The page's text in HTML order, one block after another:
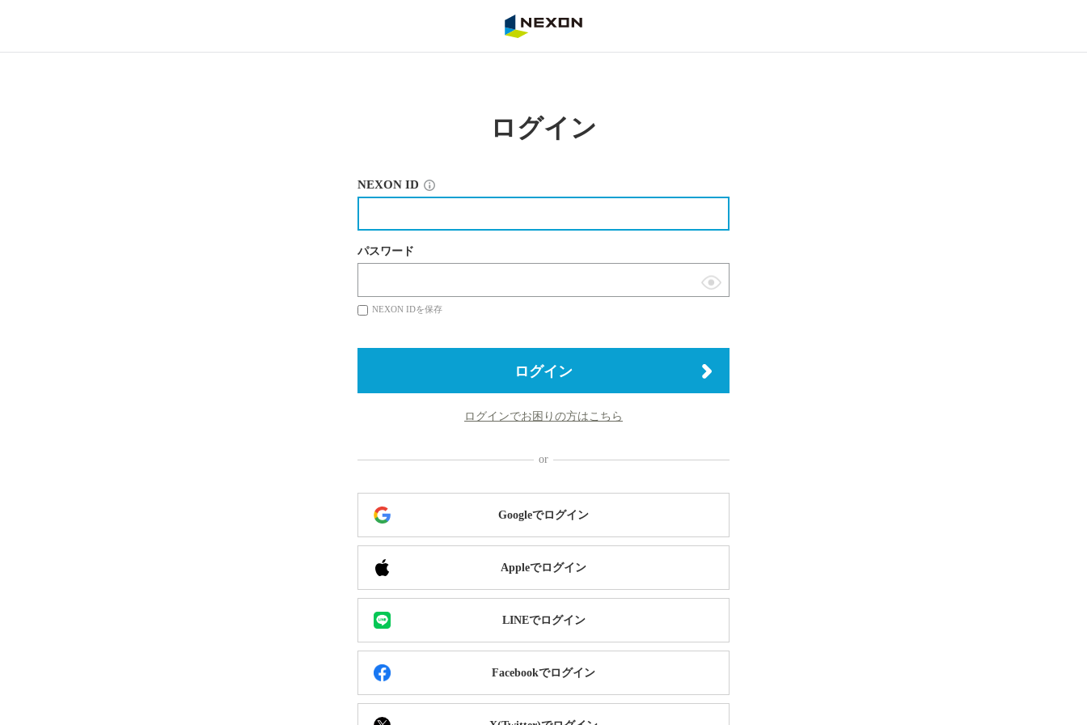
ログイン
NEXON ID
パスワード
表
替
NEXON IDを保存
ログイン
ログインでお困りの方はこちら
Googleでログイン
Appleでログイン
LINEでログイン
Facebookでログイン